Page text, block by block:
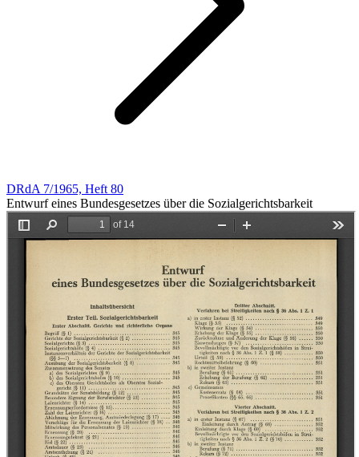
DRdA 7/1965, Heft 80
Entwurf eines Bundesgesetzes über die Sozialgerichtsbarkeit